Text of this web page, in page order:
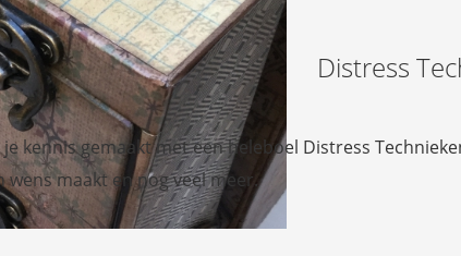
Distress
kennis gemaakt met een heleboel Distress
wens maakt en nog veel meer.